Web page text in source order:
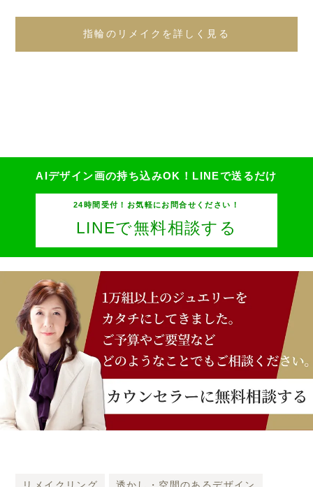
指輪のリメイクを詳しく見る
AIデザイン画の持ち込みOK！ LINEで送るだけ
24時間受付！お気軽にお問合せください！
LINEで無料相談する